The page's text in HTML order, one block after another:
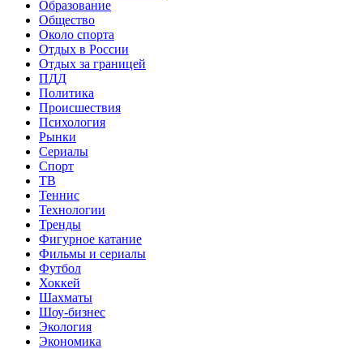
Образование
Общество
Около спорта
Отдых в России
Отдых за границей
ПДД
Политика
Происшествия
Психология
Рынки
Сериалы
Спорт
ТВ
Теннис
Технологии
Тренды
Фигурное катание
Фильмы и сериалы
Футбол
Хоккей
Шахматы
Шоу-бизнес
Экология
Экономика